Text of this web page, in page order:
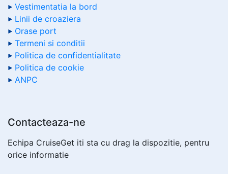
Vestimentatia la bord
Linii de croaziera
Orase port
Termeni si conditii
Politica de confidentialitate
Politica de cookie
ANPC
Contacteaza-ne
Echipa CruiseGet iti sta cu drag la dispozitie, pentru
orice informatie